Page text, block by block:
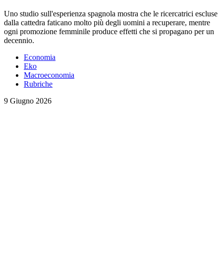
Uno studio sull'esperienza spagnola mostra che le ricercatrici escluse
dalla cattedra faticano molto più degli uomini a recuperare, mentre
ogni promozione femminile produce effetti che si propagano per un
decennio.
Economia
Eko
Macroeconomia
Rubriche
9 Giugno 2026